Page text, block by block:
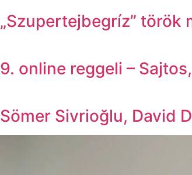
„Szupertejbegríz” török
9. online reggeli –
Sömer Sivrioğlu, David